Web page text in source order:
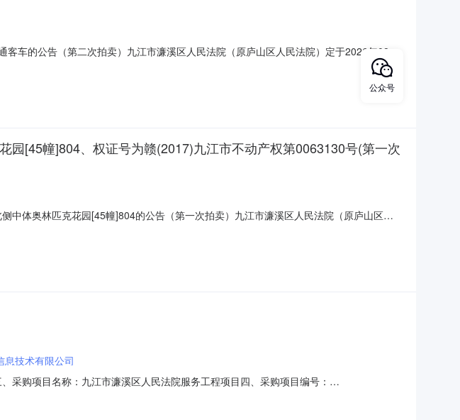
车的公告（第二次拍卖）九江市濂溪区人民法院（原庐山区人民法院）定于2026年08月
网络平台上（网址https://sf.taobao.com/0792/10）,九江市濂溪区人民法院进行公开拍卖
元，起拍价为16000元，保证金3000元，增价幅度320元
[45幢]804、权证号为赣(2017)九江市不动产权第0063130号(第一次
中体奥林匹克花园[45幢]804的公告（第一次拍卖）九江市濂溪区人民法院（原庐山区人
、前进西路北侧中体奥林匹克花园[45幢]804。所有权人：江尚浩、孙涛
息技术有限公司
购项目名称：九江市濂溪区人民法院服务工程项目四、采购项目编号：
人：程新鹏联系电话：0792-8251429传真：地址：十里街道前进东路186号2、
公众号